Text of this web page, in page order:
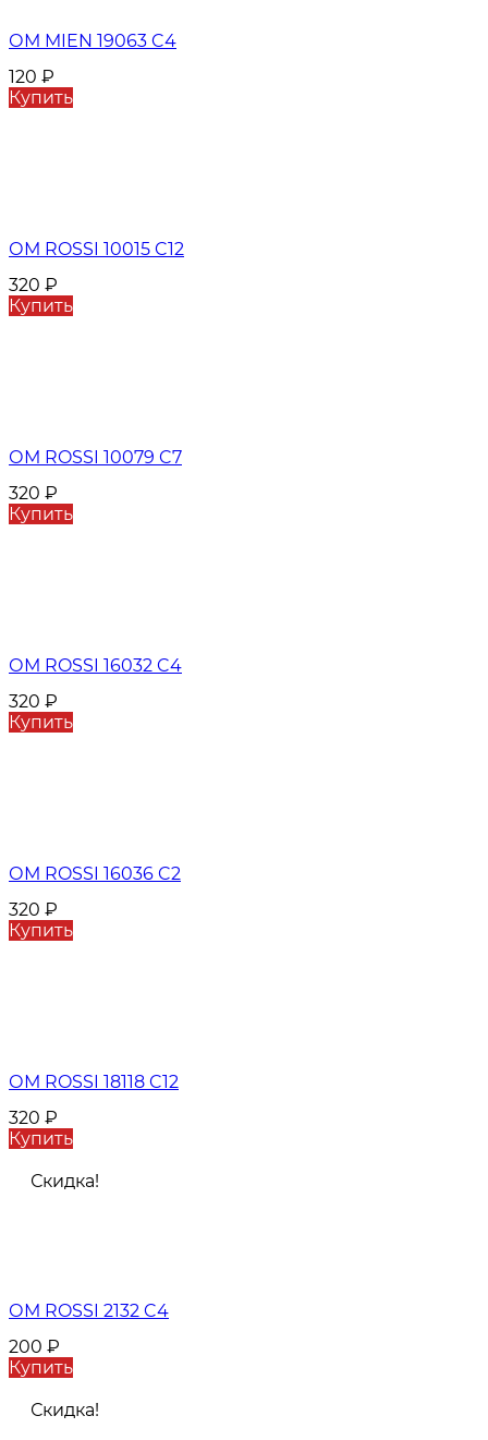
ОМ MIEN 19063 C4
120 ₽
Купить
ОМ ROSSI 10015 C12
320 ₽
Купить
ОМ ROSSI 10079 C7
320 ₽
Купить
ОМ ROSSI 16032 C4
320 ₽
Купить
ОМ ROSSI 16036 C2
320 ₽
Купить
ОМ ROSSI 18118 C12
320 ₽
Купить
Скидка!
ОМ ROSSI 2132 C4
200 ₽
Купить
Скидка!